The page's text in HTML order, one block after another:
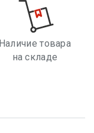
Наличие товара
на складе